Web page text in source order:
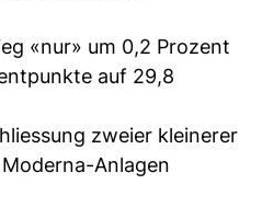
«nur» um 0,2 Prozent
auf 29,8
zweier kleinerer
Anlagen